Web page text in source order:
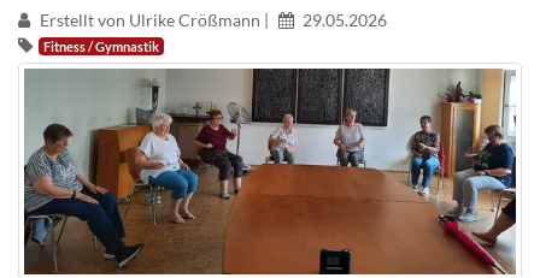
Erstellt von Ulrike Crößmann | 29.05.2026
Fitness / Gymnastik